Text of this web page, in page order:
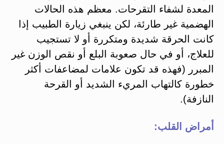
المعدة لشفاء التقرحات. معظم هذه الحالات
الهضمية غير طارئة، لكن ينبغي زيارة الطبيب إذا
كانت الحرقة شديدة ومتكررة أو لا تستجيب
للعلاج، أو في حال صعوبة البلع أو نقص الوزن غير
المبرر (فهذه قد تكون علامات لمضاعفات أكثر
خطورة كالتهاب المريء الشديد أو القرحة
النازفة).
أمراض القلب: